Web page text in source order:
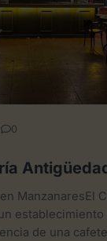
0
ManzanaresEl
de una